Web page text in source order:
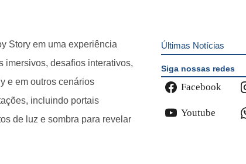
Story em uma experiência
imersivos, desafios interativos,
e em outros cenários
incluindo portais
de luz e sombra para revelar
Últimas Notícias
Siga nossas redes
Facebook
Youtube